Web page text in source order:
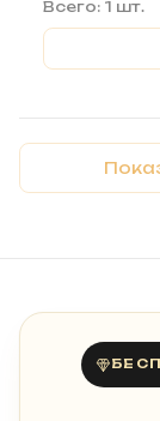
Всего: 1 шт.